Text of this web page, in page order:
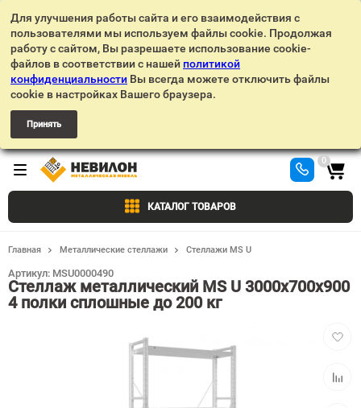
Для улучшения работы сайта и его взаимодействия с
пользователями мы используем файлы cookie. Продолжая
работу с сайтом, Вы разрешаете использование cookie-
файлов в соответствии с нашей политикой
конфиденциальности Вы всегда можете отключить файлы
cookie в настройках Вашего браузера.
Принять
КАТАЛОГ ТОВАРОВ
0
Главная Металлические стеллажи Стеллажи MS U
Стеллаж металлический MS U 3000х700х900
4 полки сплошные до 200 кг
Артикул: MSU0000490